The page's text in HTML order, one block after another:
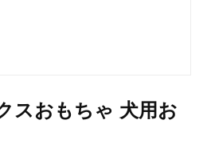
スおもちゃ 犬用お